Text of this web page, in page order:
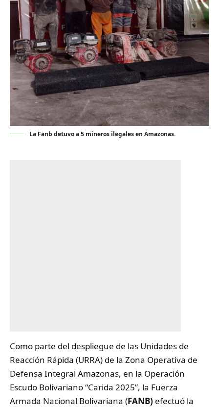
La Fanb detuvo a 5 mineros ilegales en Amazonas.
Como parte del despliegue de las Unidades de
Reacción Rápida (URRA) de la Zona Operativa de
Defensa Integral Amazonas, en la Operación
Escudo Bolivariano “Carida 2025”, la Fuerza
Armada Nacional Bolivariana (FANB) efectuó la